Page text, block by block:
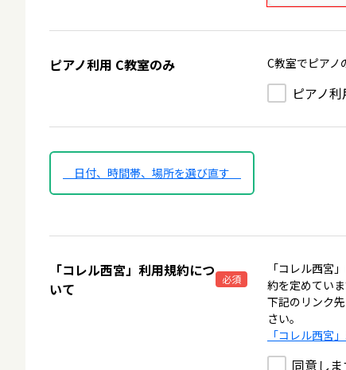
ピアノ利用 C教室のみ C教室でピアノ
ピアノ
日付、時間帯、場所を選び直す
「コレル西宮」利用規約につ
いて
必須
「コレル西宮
約を定めていま
下記のリンク
さい。
「コレル西宮
同意しま